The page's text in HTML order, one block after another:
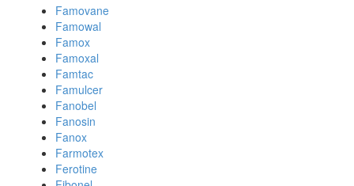
Famovane
Famowal
Famox
Famoxal
Famtac
Famulcer
Fanobel
Fanosin
Fanox
Farmotex
Ferotine